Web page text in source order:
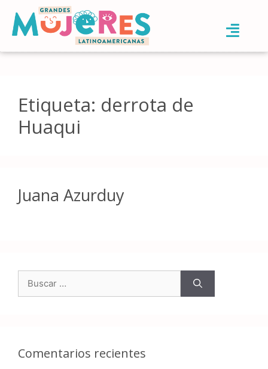
Etiqueta: derrota de
Huaqui
Juana Azurduy
Comentarios recientes